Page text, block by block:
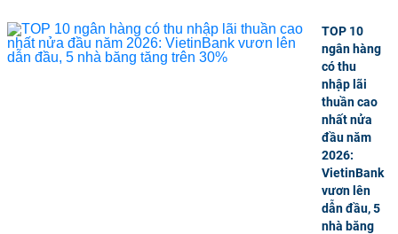
TOP 10
ngân hàng
có thu
nhập lãi
thuần cao
nhất nửa
đầu năm
2026:
VietinBank
vươn lên
dẫn đầu, 5
nhà băng